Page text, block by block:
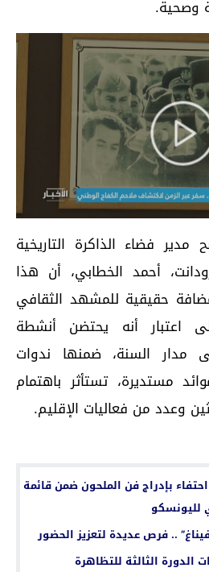
وصحية.
فضاء الذاكرة التاريخية
أحمد الخطابي، أن هذا
حقيقية للمشهد الثقافي
اعتبار أنه يحتضن أنشطة
مدار السنة، ضمنها ندوات
مستديرة، تستأثر باهتمام
وعدد من فعاليات الإقليم.
بإدراج فن الملحون ضمن قائمة
لليونسكو
.. فرص عديدة لتعزيز الحضور
الدورة الثالثة للتظاهرة